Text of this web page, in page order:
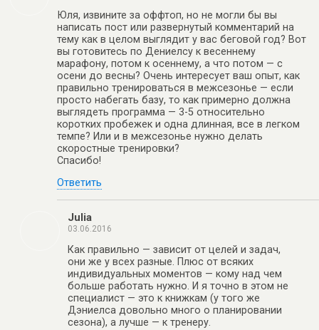
Юля, извините за оффтоп, но не могли бы вы
написать пост или развернутый комментарий на
тему как в целом выглядит у вас беговой год? Вот
вы готовитесь по Дениелсу к весеннему
марафону, потом к осеннему, а что потом — с
осени до весны? Очень интересует ваш опыт, как
правильно тренироваться в межсезонье — если
просто набегать базу, то как примерно должна
выглядеть программа — 3-5 относительно
коротких пробежек и одна длинная, все в легком
темпе? Или и в межсезонье нужно делать
скоростные тренировки?
Спасибо!
Ответить
Julia
03.06.2016
Как правильно — зависит от целей и задач,
они же у всех разные. Плюс от всяких
индивидуальных моментов — кому над чем
больше работать нужно. И я точно в этом не
специалист — это к книжкам (у того же
Дэниелса довольно много о планировании
сезона), а лучше — к тренеру.